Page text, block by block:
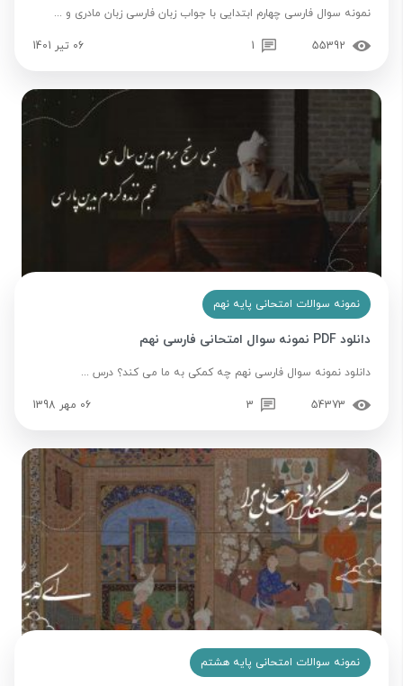
نمونه سوال فارسی چهارم ابتدایی با جواب زبان فارسی زبان مادری و ...
55392
1 06 تیر 1401
نمونه سوالات امتحانی پایه نهم
دانلود PDF نمونه سوال امتحانی فارسی نهم
دانلود نمونه سوال فارسی نهم چه کمکی به ما می کند؟ درس ...
54373
3 06 مهر 1398
نمونه سوالات امتحانی پایه هشتم